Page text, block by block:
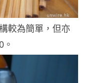
較為簡單，但亦